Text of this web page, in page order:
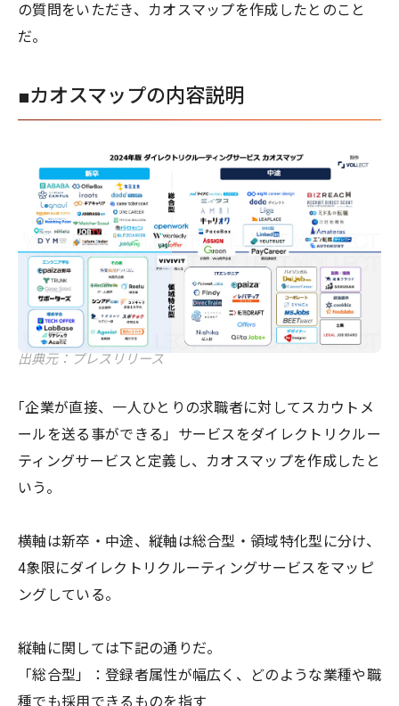
の質問をいただき、カオスマップを作成したとのこと
だ。
■カオスマップの内容説明
出典元：プレスリリース
｢企業が直接、一人ひとりの求職者に対してスカウトメ
ールを送る事ができる」サービスをダイレクトリクルー
ティングサービスと定義し、カオスマップを作成したと
いう。
横軸は新卒・中途、縦軸は総合型・領域特化型に分け、
4象限にダイレクトリクルーティングサービスをマッピ
ングしている。
縦軸に関しては下記の通りだ。
「総合型」：登録者属性が幅広く、どのような業種や職
種でも採用できるものを指す